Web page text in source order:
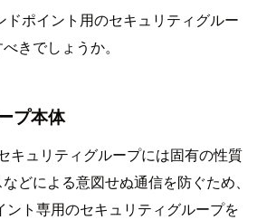
ポイント用のセキュリティグルー
きでしょうか。
プ本体
キュリティグループには固有の性質
どによる意図せぬ通信を防ぐため、
ト専用のセキュリティグループを